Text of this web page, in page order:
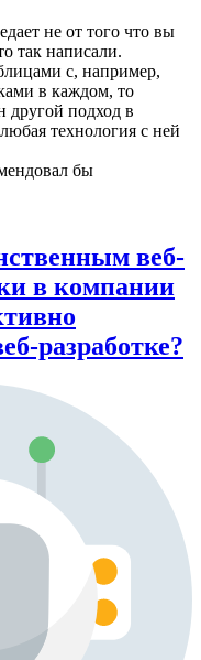
не от того что вы
так написали.
с, например,
в каждом, то
другой подход в
технология с ней
бы
веб-
в компании
разработке?